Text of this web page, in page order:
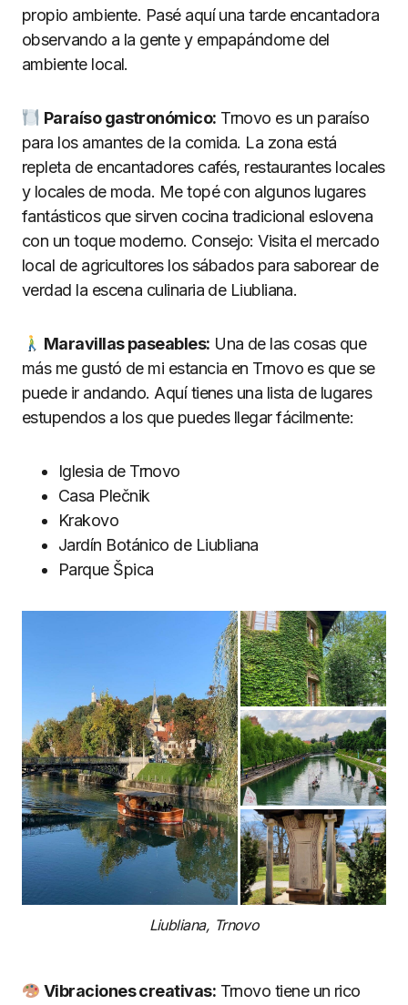
propio ambiente. Pasé aquí una tarde encantadora
observando a la gente y empapándome del
ambiente local.
Paraíso gastronómico: Trnovo es un paraíso
para los amantes de la comida. La zona está
repleta de encantadores cafés, restaurantes locales
y locales de moda. Me topé con algunos lugares
fantásticos que sirven cocina tradicional eslovena
con un toque moderno. Consejo: Visita el mercado
local de agricultores los sábados para saborear de
verdad la escena culinaria de Liubliana.
Maravillas paseables: Una de las cosas que
más me gustó de mi estancia en Trnovo es que se
puede ir andando. Aquí tienes una lista de lugares
estupendos a los que puedes llegar fácilmente:
Iglesia de Trnovo
Casa Plečnik
Krakovo
Jardín Botánico de Liubliana
Parque Špica
Liubliana, Trnovo
Vibraciones creativas: Trnovo tiene un rico